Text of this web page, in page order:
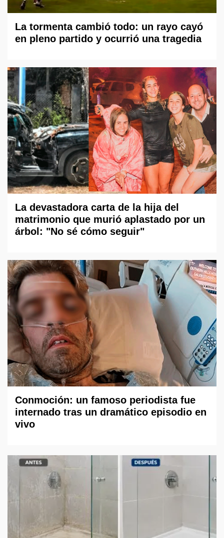
La tormenta cambió todo: un rayo cayó
en pleno partido y ocurrió una tragedia
La devastadora carta de la hija del
matrimonio que murió aplastado por un
árbol: "No sé cómo seguir"
Conmoción: un famoso periodista fue
internado tras un dramático episodio en
vivo